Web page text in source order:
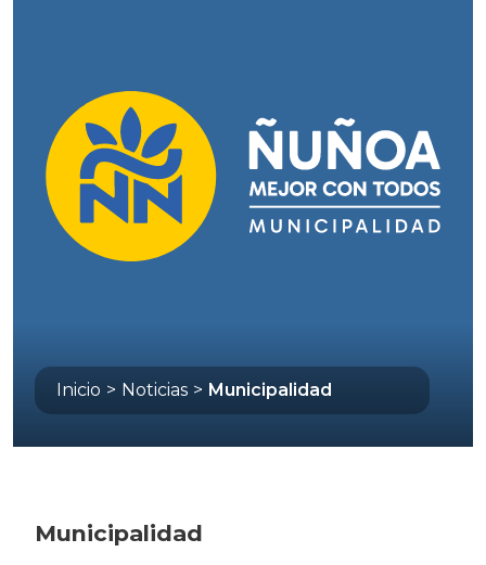
Inicio > Noticias > Municipalidad
Municipalidad